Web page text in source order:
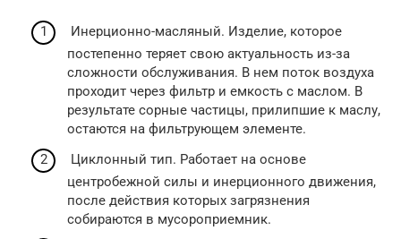
Инерционно-масляный. Изделие, которое
постепенно теряет свою актуальность из-за
сложности обслуживания. В нем поток воздуха
проходит через фильтр и емкость с маслом. В
результате сорные частицы, прилипшие к маслу,
остаются на фильтрующем элементе.
Циклонный тип. Работает на основе
центробежной силы и инерционного движения,
после действия которых загрязнения
собираются в мусороприемник.